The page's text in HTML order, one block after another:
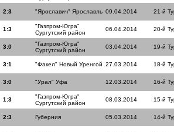
2:3 "Ярославич" Ярославль 09.04.2014 21-й
1:3
"Газпром-Югра"
Сургутский район
06.04.2014 20-й
3:0
"Газпром-Югра"
Сургутский район
03.04.2014 19-й
3:1 "Факел" Новый Уренгой 27.03.2014 18-й
3:0 "Урал" Уфа 12.03.2014 16-й
1:3
"Газпром-Югра"
Сургутский район
08.03.2014 15-й
2:3 Губерния 05.03.2014 14-й